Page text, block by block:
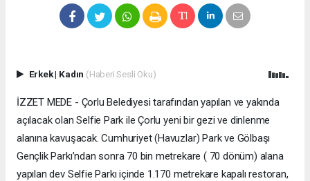
Erkek| Kadın (Haberi Sesli Oku)
İZZET MEDE - Çorlu Belediyesi tarafından yapılan ve yakında
açılacak olan Selfie Park ile Çorlu yeni bir gezi ve dinlenme
alanına kavuşacak. Cumhuriyet (Havuzlar) Park ve Gölbaşı
Gençlik Parkı’ndan sonra 70 bin metrekare ( 70 dönüm) alana
yapılan dev Selfie Parkı içinde 1.170 metrekare kapalı restoran,